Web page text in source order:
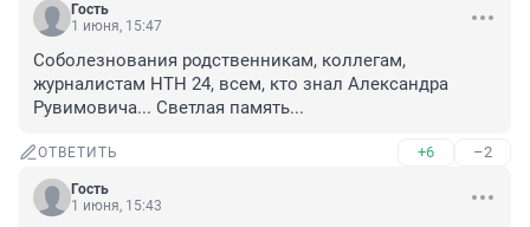
Гость
1 июня, 15:47
Соболезнования родственникам, коллегам,
журналистам НТН 24, всем, кто знал Александра
Рувимовича... Светлая память...
ОТВЕТИТЬ +6 –2
Гость
1 июня, 15:43